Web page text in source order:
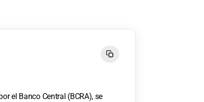
el Banco Central (BCRA), se